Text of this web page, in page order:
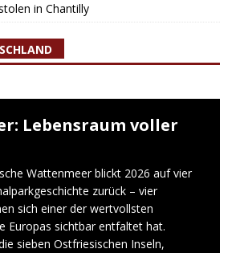
in Chantilly
Lebensraum voller
Wattenmeer blickt 2026 auf vier
zurück – vier
sich einer der wertvollsten
Europas sichtbar entfaltet hat.
sieben Ostfriesischen Inseln,